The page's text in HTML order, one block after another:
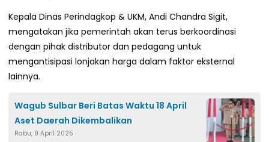
Kepala Dinas Perindagkop & UKM, Andi Chandra Sigit,
mengatakan jika pemerintah akan terus berkoordinasi
dengan pihak distributor dan pedagang untuk
mengantisipasi lonjakan harga dalam faktor eksternal
lainnya.
Wagub Sulbar Beri Batas Waktu 18 April
Aset Daerah Dikembalikan
Rabu, 9 April 2025